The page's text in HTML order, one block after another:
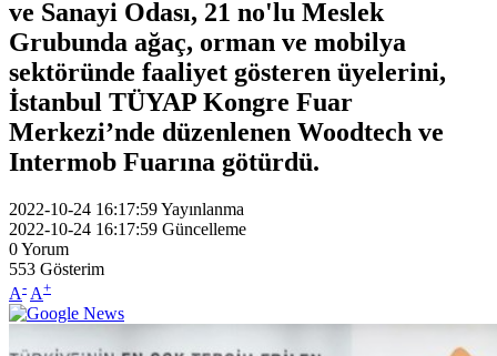
ve Sanayi Odası, 21 no'lu Meslek
Grubunda ağaç, orman ve mobilya
sektöründe faaliyet gösteren üyelerini,
İstanbul TÜYAP Kongre Fuar
Merkezi’nde düzenlenen Woodtech ve
Intermob Fuarına götürdü.
2022-10-24 16:17:59Yayınlanma
2022-10-24 16:17:59 Güncelleme
0Yorum
553 Gösterim
A- A+